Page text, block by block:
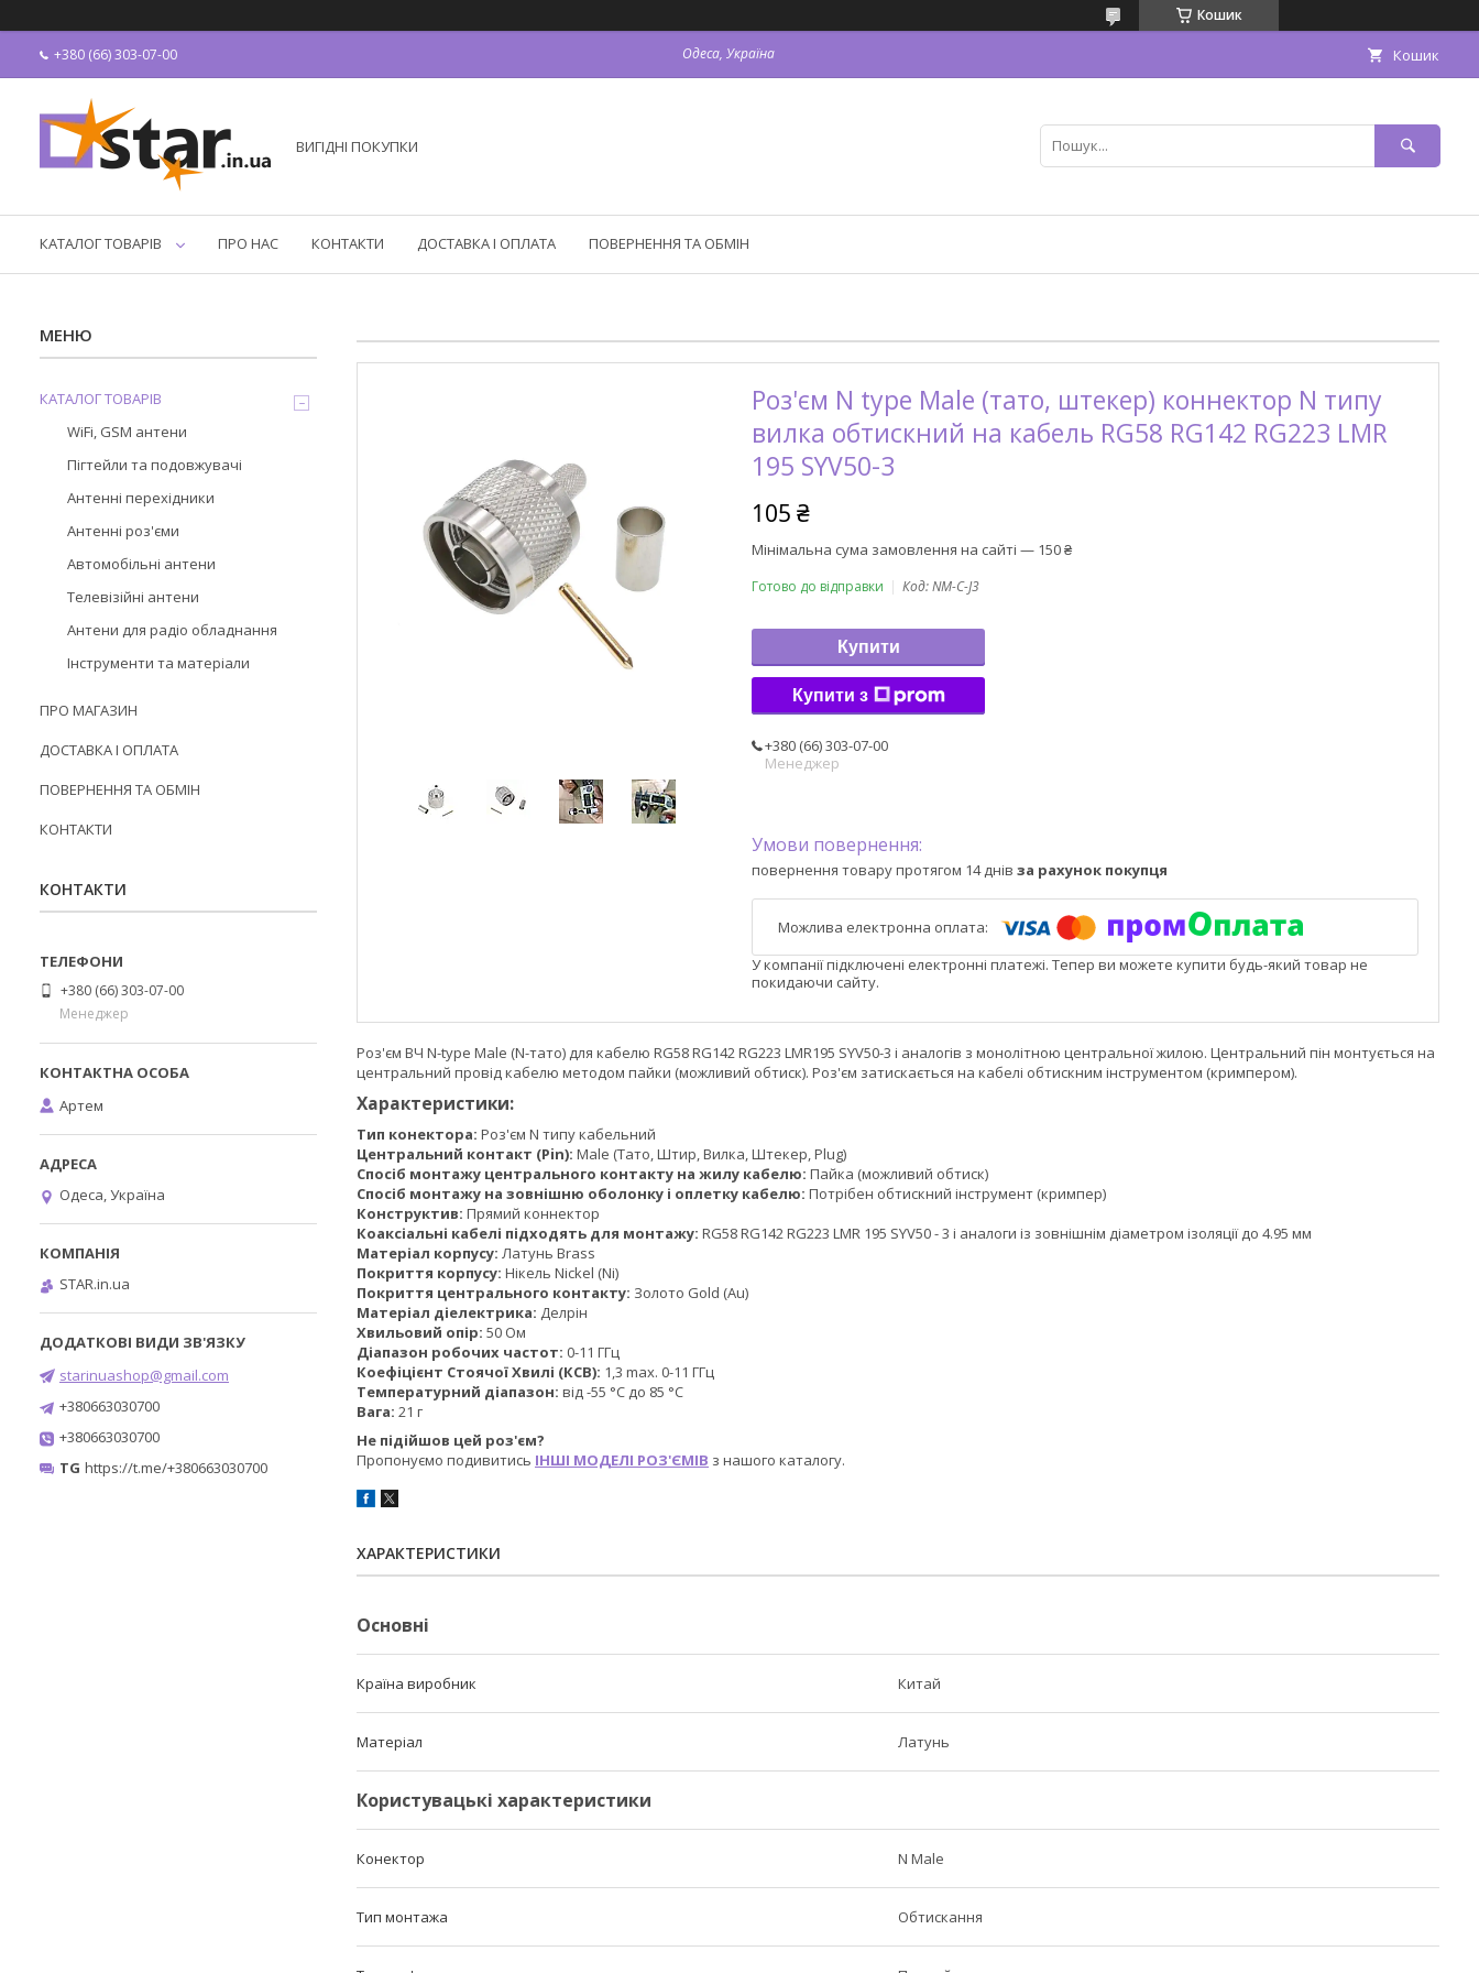
Кошик
+380 (66) 303-07-00 Одеса, Україна Кошик
ВИГІДНІ ПОКУПКИ
КАТАЛОГ ТОВАРІВ ПРО НАС КОНТАКТИ ДОСТАВКА І ОПЛАТА ПОВЕРНЕННЯ ТА ОБМІН
Роз'єм N type Male (тато, штекер) коннектор N типу
вилка обтискний на кабель RG58 RG142 RG223 LMR
195 SYV50-3
105 ₴
Мінімальна сума замовлення на сайті — 150 ₴
Готово до відправки Код:NM-C-J3
Купити
Купити з
+380 (66) 303-07-00
Менеджер
повернення товару протягом 14 днів за рахунок покупця
У компанії підключені електронні платежі. Тепер ви можете купити будь-який товар не
покидаючи сайту.
Роз'єм ВЧ N-type Male (N-тато) для кабелю RG58 RG142 RG223 LMR195 SYV50-3 і аналогів з монолітною центральної жилою. Центральний пін монтується на
центральний провід кабелю методом пайки (можливий обтиск). Роз'єм затискається на кабелі обтискним інструментом (кримпером).
Характеристики:
Тип конектора: Роз'єм N типу кабельний
Центральний контакт (Pin): Male (Тато, Штир, Вилка, Штекер, Plug)
Спосіб монтажу центрального контакту на жилу кабелю: Пайка (можливий обтиск)
Спосіб монтажу на зовнішню оболонку і оплетку кабелю: Потрібен обтискний інструмент (кримпер)
Конструктив: Прямий коннектор
Коаксіальні кабелі підходять для монтажу: RG58 RG142 RG223 LMR 195 SYV50 - 3 і аналоги із зовнішнім діаметром ізоляції до 4.95 мм
Матеріал корпусу: Латунь Brass
Покриття корпусу: Нікель Nickel (Ni)
Покриття центрального контакту: Золото Gold (Au)
Матеріал діелектрика: Делрін
Хвильовий опір: 50 Ом
Діапазон робочих частот: 0-11 ГГц
Коефіцієнт Стоячої Хвилі (КСВ): 1,3 max. 0-11 ГГц
Температурний діапазон: від -55 °C до 85 °C
Вага: 21 г
Не підійшов цей роз'єм?
Пропонуємо подивитись ІНШІ МОДЕЛІ РОЗ'ЄМІВ з нашого каталогу.
ХАРАКТЕРИСТИКИ
Основні
Країна виробник Китай
Матеріал Латунь
Користувацькі характеристики
Конектор N Male
Тип монтажа Обтискання
КАТАЛОГ ТОВАРІВ
WiFi, GSM антени
Пігтейли та подовжувачі
Антенні перехідники
Антенні роз'єми
Автомобільні антени
Телевізійні антени
Антени для радіо обладнання
Інструменти та матеріали
ПРО МАГАЗИН
ДОСТАВКА І ОПЛАТА
ПОВЕРНЕННЯ ТА ОБМІН
КОНТАКТИ
КОНТАКТИ
+380 (66) 303-07-00
Менеджер
Артем
Одеса, Україна
STAR.in.ua
starinuashop@gmail.com
+380663030700
+380663030700
TG https://t.me/+380663030700